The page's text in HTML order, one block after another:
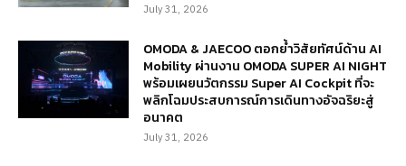
July 31, 2026
OMODA & JAECOO ตอกย้ำวิสัยทัศน์ด้าน AI
Mobility ผ่านงาน OMODA SUPER AI NIGHT
พร้อมเผยนวัตกรรม Super AI Cockpit ที่จะ
พลิกโฉมประสบการณ์การเดินทางอัจฉริยะสู่
อนาคต
July 31, 2026